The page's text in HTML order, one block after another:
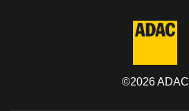
©2026ADAC